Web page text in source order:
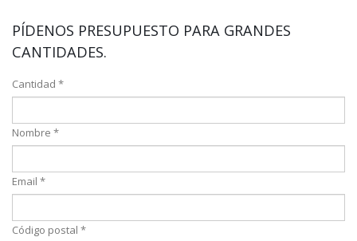
PÍDENOS PRESUPUESTO PARA GRANDES
CANTIDADES.
Cantidad *
Nombre *
Email *
Código postal *